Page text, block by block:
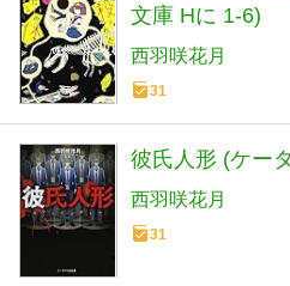
文庫 Hに 1-6)
西羽咲花月
31
彼氏人形 (ケー
西羽咲花月
31